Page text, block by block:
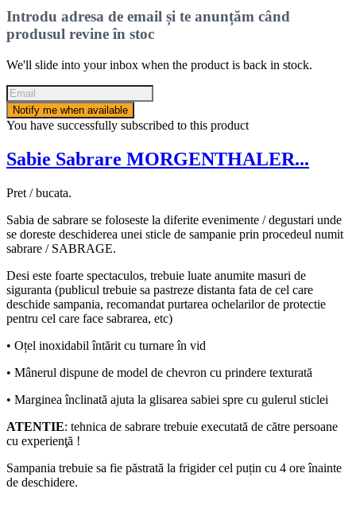
Introdu adresa de email și te anunțăm când
produsul revine în stoc
We'll slide into your inbox when the product is back in stock.
Notify me when available
You have successfully subscribed to this product
Sabie Sabrare MORGENTHALER...
Pret / bucata.
Sabia de sabrare se foloseste la diferite evenimente / degustari unde
se doreste deschiderea unei sticle de sampanie prin procedeul numit
sabrare / SABRAGE.
Desi este foarte spectaculos, trebuie luate anumite masuri de
siguranta (publicul trebuie sa pastreze distanta fata de cel care
deschide sampania, recomandat purtarea ochelarilor de protectie
pentru cel care face sabrarea, etc)
• Oțel inoxidabil întărit cu turnare în vid
• Mânerul dispune de model de chevron cu prindere texturată
• Marginea înclinată ajuta la glisarea sabiei spre cu gulerul sticlei
ATENTIE: tehnica de sabrare trebuie executată de către persoane
cu experienţă !
Sampania trebuie sa fie păstrată la frigider cel puțin cu 4 ore înainte
de deschidere.